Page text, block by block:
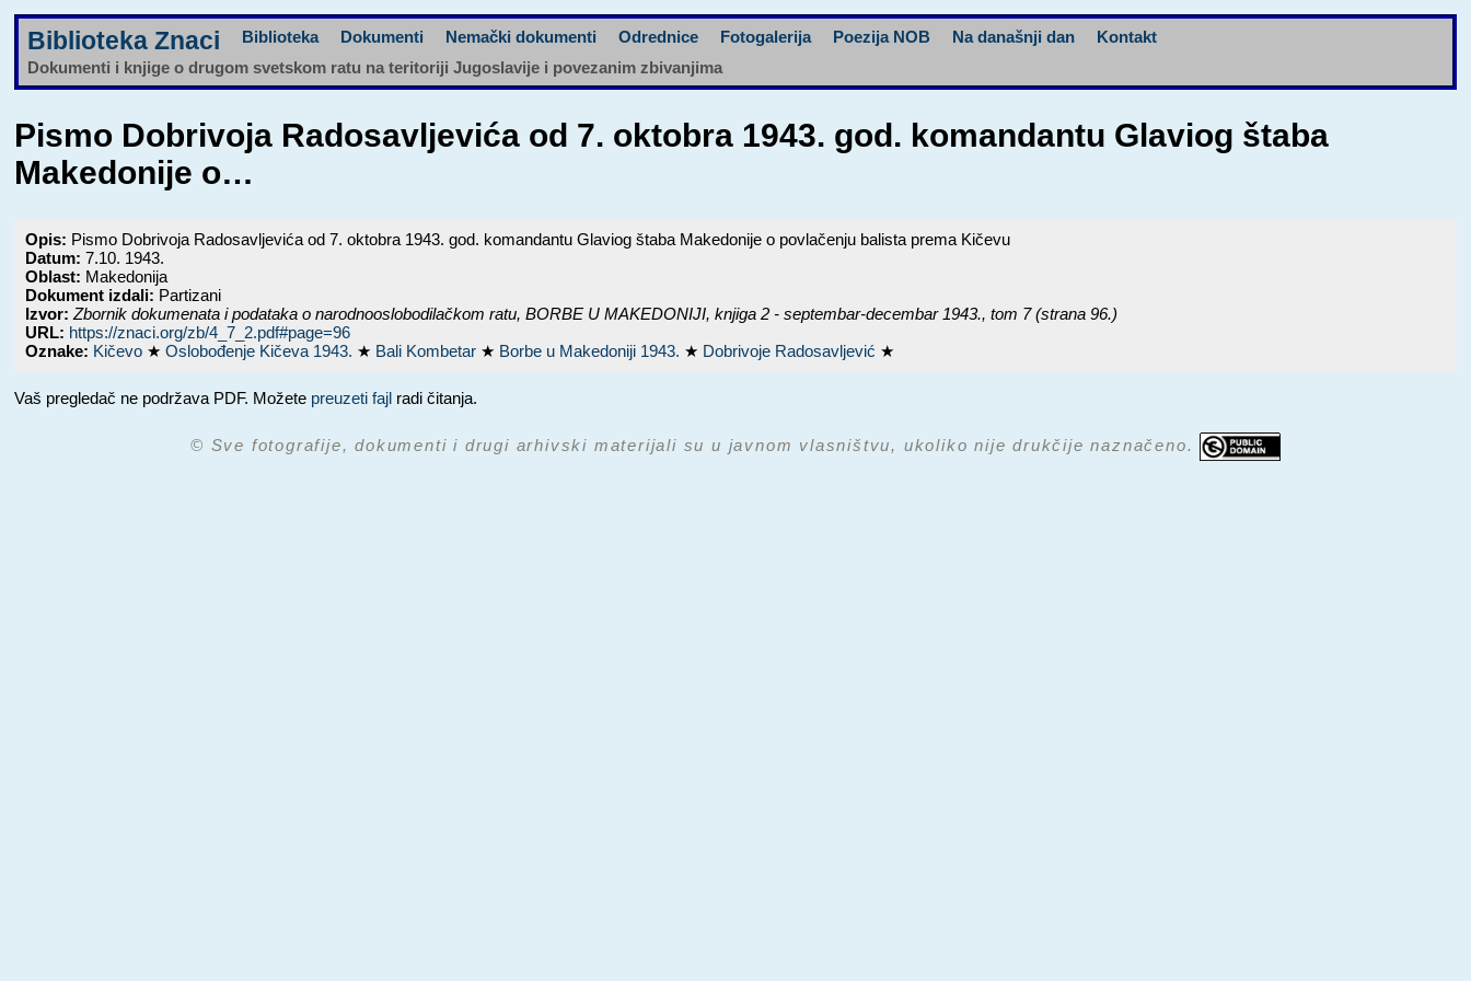
Biblioteka Znaci Biblioteka Dokumenti Nemački dokumenti Odrednice Fotogalerija Poezija NOB Na današnji dan
Kontakt
Dokumenti i knjige o drugom svetskom ratu na teritoriji Jugoslavije i povezanim zbivanjima
Pismo Dobrivoja Radosavljevića od 7. oktobra 1943. god. komandantu Glaviog štaba
Makedonije o…
Opis: Pismo Dobrivoja Radosavljevića od 7. oktobra 1943. god. komandantu Glaviog štaba Makedonije o povlačenju balista prema Kičevu
Datum:7.10. 1943.
Oblast: Makedonija
Dokument izdali: Partizani
Izvor: Zbornik dokumenata i podataka o narodnooslobodilačkom ratu,BORBE U MAKEDONIJI, knjiga 2 - septembar-decembar 1943., tom 7 (strana 96.)
URL: https://znaci.org/zb/4_7_2.pdf#page=96
Oznake: Kičevo ★Oslobođenje Kičeva 1943. ★ Bali Kombetar ★ Borbe u Makedoniji 1943. ★ Dobrivoje Radosavljević ★
Vaš pregledač ne podržava PDF. Možete preuzeti fajl radi čitanja.
© Sve fotografije, dokumenti i drugi arhivski materijali su u javnom vlasništvu, ukoliko nije drukčije naznačeno.